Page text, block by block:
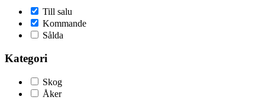
Till salu
Kommande
Sålda
Kategori
Skog
Åker